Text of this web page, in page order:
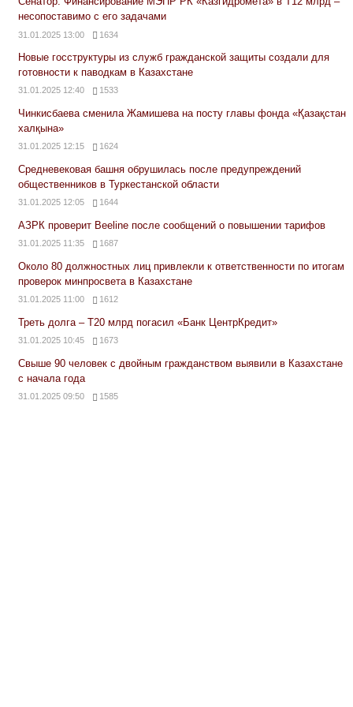
несопоставимо с его задачами
31.01.2025 13:00 1634
Новые госструктуры из служб гражданской защиты создали для
готовности к паводкам в Казахстане
31.01.2025 12:40 1533
Чинкисбаева сменила Жамишева на посту главы фонда «Қазақстан
халқына»
31.01.2025 12:15 1624
Средневековая башня обрушилась после предупреждений
общественников в Туркестанской области
31.01.2025 12:05 1644
АЗРК проверит Beeline после сообщений о повышении тарифов
31.01.2025 11:35 1687
Около 80 должностных лиц привлекли к ответственности по итогам
проверок минпросвета в Казахстане
31.01.2025 11:00 1612
Треть долга – Т20 млрд погасил «Банк ЦентрКредит»
31.01.2025 10:45 1673
Свыше 90 человек с двойным гражданством выявили в Казахстане
с начала года
31.01.2025 09:50 1585